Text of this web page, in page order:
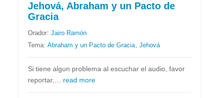
Jehová, Abraham y un Pacto de
Gracia
Orador:Jairo Ramón
Tema:Abraham y un Pacto de Gracia,Jehová
Si tiene algun problema al escuchar el audio, favor
reportar,… read more